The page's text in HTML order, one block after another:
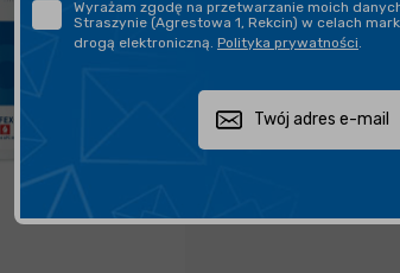
PROFESJONALNE
Wyrażam zgodę na przetwarzanie moich
Straszynie (Agrestowa 1, Rekcin) w celach
drogą elektroniczną. Polityka prywatności